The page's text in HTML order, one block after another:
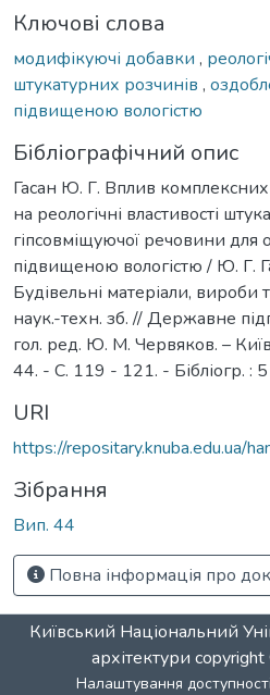
Ключові слова
модифікуючі добавки ,
штукатурних розчинів ,
підвищеною вологістю
Бібліографічний опис
Гасан Ю. Г. Вплив
на реологічні властивості
гіпсовміщуючої речовини
підвищеною вологістю / Ю. Г.
Будівельні матеріали, вироби
наук.-техн. зб. // Державне
гол. ред. Ю. М. Червяков. –
44. - С. 119 - 121. - Бібліогр. :
URI
https://repositary.knuba.edu.ua/
Зібрання
Вип. 44
Повна інформація про
Київський Національний
архітектури
Налаштування доступності